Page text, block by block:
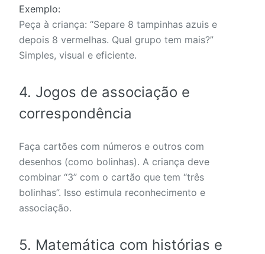
Exemplo:
Peça à criança: “Separe 8 tampinhas azuis e
depois 8 vermelhas. Qual grupo tem mais?”
Simples, visual e eficiente.
4. Jogos de associação e
correspondência
Faça cartões com números e outros com
desenhos (como bolinhas). A criança deve
combinar “3” com o cartão que tem “três
bolinhas”. Isso estimula reconhecimento e
associação.
5. Matemática com histórias e